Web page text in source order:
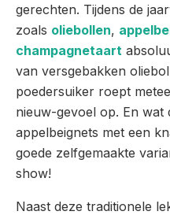
gerechten. Tijdens de
zoals oliebollen,
champagnetaart
van versgebakken
poedersuiker roept
nieuw-gevoel op. En wat
appelbeignets met een
goede zelfgemaakte
show!
Naast deze traditionele